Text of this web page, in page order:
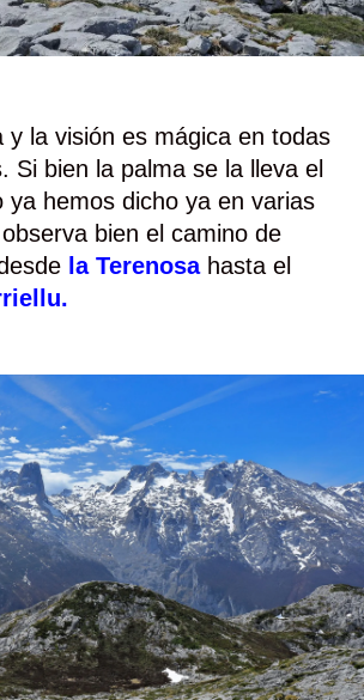
y la visión es mágica en todas
Si bien la palma se la lleva el
ya hemos dicho ya en varias
bien el camino de
la Terenosahasta el